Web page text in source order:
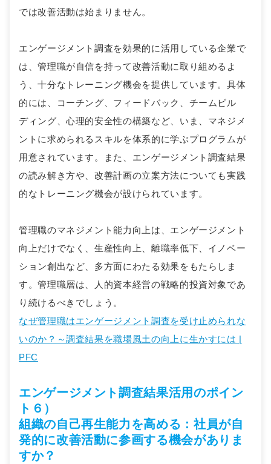
では改善活動は始まりません。
エンゲージメント調査を効果的に活用している企業で
は、管理職が自信を持って改善活動に取り組めるよ
う、十分なトレーニング機会を提供しています。具体
的には、コーチング、フィードバック、チームビル
ディング、心理的安全性の構築など、いま、マネジメ
ントに求められるスキルを体系的に学ぶプログラムが
用意されています。また、エンゲージメント調査結果
の読み解き方や、改善計画の立案方法についても実践
的なトレーニング機会が設けられています。
管理職のマネジメント能力向上は、エンゲージメント
向上だけでなく、生産性向上、離職率低下、イノベー
ション創出など、多方面にわたる効果をもたらしま
す。管理職層は、人的資本経営の戦略的投資対象であ
り続けるべきでしょう。
なぜ管理職はエンゲージメント調査を受け止められな
いのか？～調査結果を職場風土の向上に生かすには |
PFC
エンゲージメント調査結果活用のポイン
ト６）
組織の自己再生能力を高める：社員が自
発的に改善活動に参画する機会がありま
すか？